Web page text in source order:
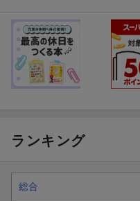
ランキング
総合